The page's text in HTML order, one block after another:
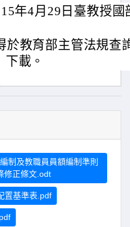
年4月29日臺教授國
於教育部主管法規查
下載。
制及教職員員額編制準則
修正條文.odt
置基準表.pdf